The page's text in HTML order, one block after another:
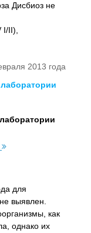
Дисбиоз не
II),
2013 года
для
выявлен.
как
однако их